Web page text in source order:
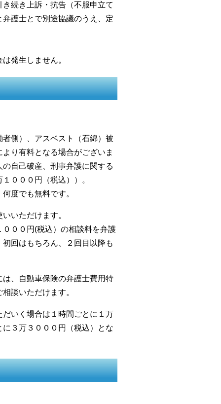
続き上訴・抗告（不服申立て
護士とで別途協議のうえ、定
発生しません。
側）、アスベスト（石綿）被
り有料となる場合がございま
自己破産、刑事弁護に関する
０００円（税込））。
度でも無料です。
いただけます。
００円(税込）の相談料を弁護
回はもちろん、２回目以降も
、自動車保険の弁護士費用特
談いただけます。
いく場合は１時間ごとに１万
３万３０００円（税込）とな